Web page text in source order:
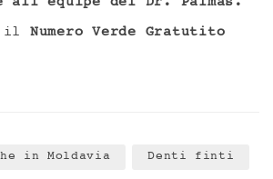
il Numero Verde Gratutito
in Moldavia Denti finti